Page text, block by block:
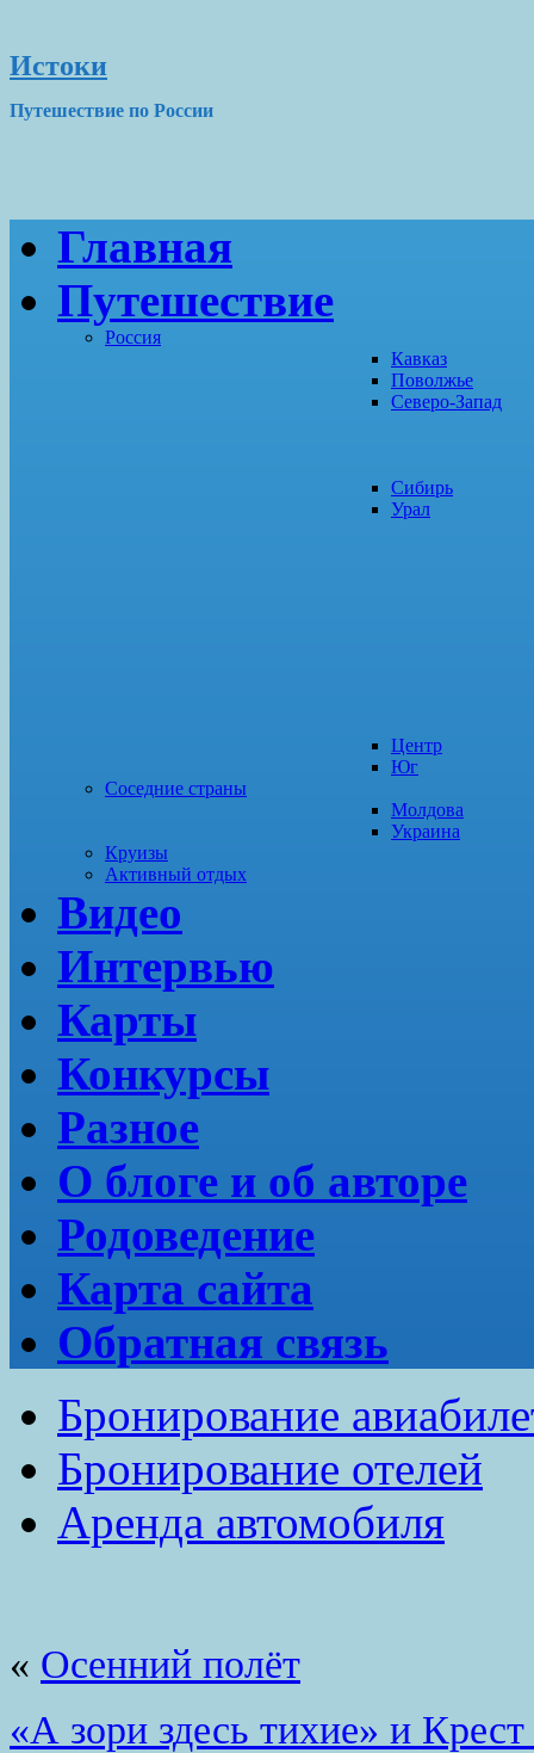
Истоки
Путешествие по России
Главная
Путешествие
Россия
Кавказ
Поволжье
Северо-Запад
Сибирь
Урал
Центр
Юг
Соседние страны
Молдова
Украина
Круизы
Активный отдых
Видео
Интервью
Карты
Конкурсы
Разное
О блоге и об авторе
Родоведение
Карта сайта
Обратная связь
Бронирование
Бронирование отелей
Аренда автомобиля
« Осенний полёт
«А зори здесь тихие» и